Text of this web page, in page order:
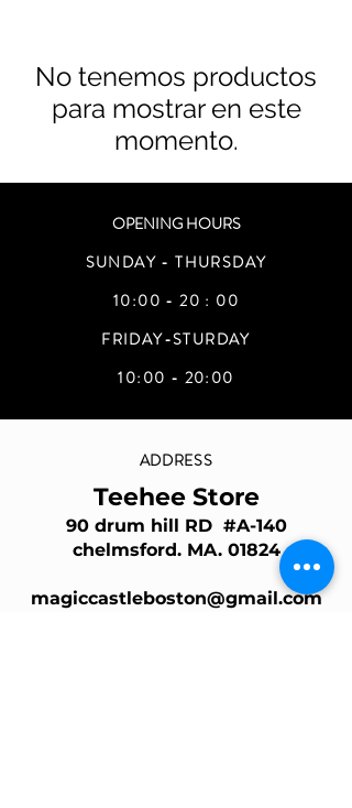
No tenemos productos
para mostrar en este
momento.
OPENING HOURS
SUNDAY - THURSDAY
10:00 - 20 : 00
FRIDAY-STURDAY
10:00 - 20:00
ADDRESS
Teehee Store
90 drum hill RD #A-140
chelmsford. MA. 01824
magiccastleboston@gmail.com